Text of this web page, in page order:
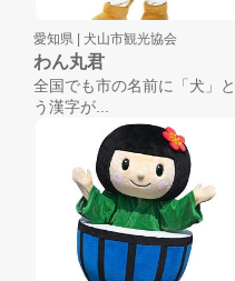
愛知県 | 犬山市観光協会
わん丸君
全国でも市の名前に「犬」と
う漢字が...